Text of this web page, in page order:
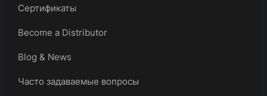
Сертификаты
Become a Distributor
Blog & News
Часто задаваемые вопросы